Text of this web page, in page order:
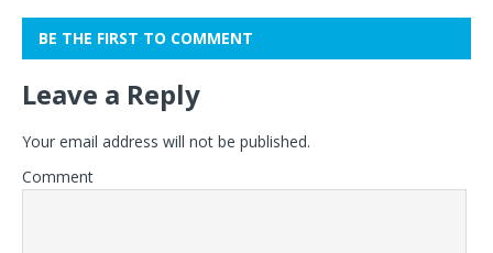
BE THE FIRST TO COMMENT
Leave a Reply
Your email address will not be published.
Comment